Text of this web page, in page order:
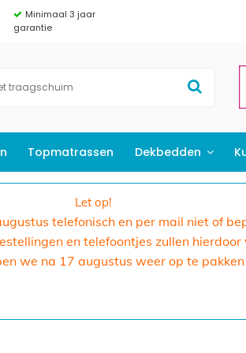
Minimaal 3 jaar
garantie
Topmatrassen Dekbedden
Let op!
telefonisch en per mail niet of
en telefoontjes zullen
we na 17 augustus weer op te